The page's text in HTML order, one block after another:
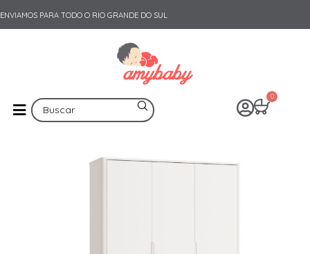
ENVIAMOS PARA TODO O RIO GRANDE DO SUL
0